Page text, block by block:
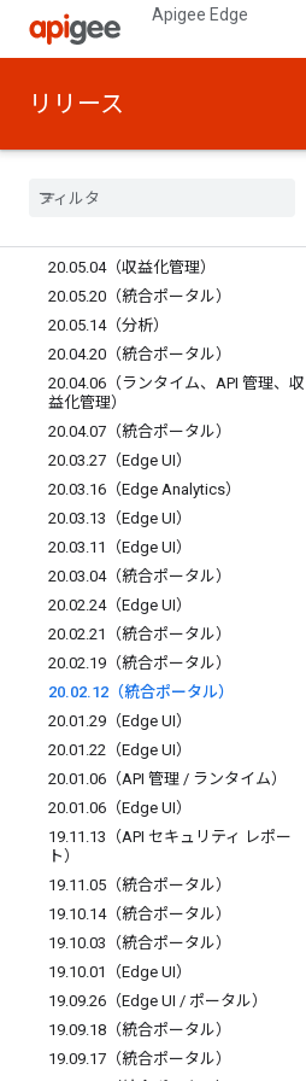
Apigee Edge
リリース
リリースノート
すべてのリリースノート
以前のリリースノート
20.05.04（収益化管理）
20.05.20（統合ポータル）
20.05.14（分析）
20.04.20（統合ポータル）
20.04.06（ランタイム、API 管理、収
益化管理）
20.04.07（統合ポータル）
20.03.27（Edge UI）
20.03.16（Edge Analytics）
20.03.13（Edge UI）
20.03.11（Edge UI）
20.03.04（統合ポータル）
20.02.24（Edge UI）
20.02.21（統合ポータル）
20.02.19（統合ポータル）
20.02.12（統合ポータル）
20.01 .29（Edge UI）
20.01 .22（Edge UI）
20.01 .06（API 管理 / ランタイム）
20.01 .06（Edge UI）
19.11 .13（API セキュリティ レポー
ト）
19.11 .05（統合ポータル）
19.10.14（統合ポータル）
19.10.03（統合ポータル）
19.10.01（Edge UI）
19.09.26（Edge UI / ポータル）
19.09.18（統合ポータル）
19.09.17（統合ポータル）